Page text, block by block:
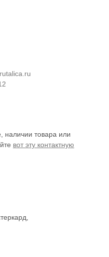
Desert имеют
снять ножны с пояса
наличии товара или
вот эту контактную